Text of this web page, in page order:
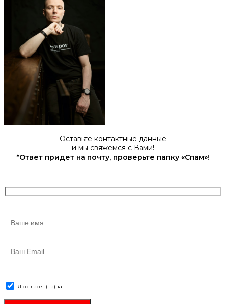
Оставьте контактные данные
и мы свяжемся с Вами!
*Ответ придет на почту, проверьте папку «Спам»!
Я согласен(на)на